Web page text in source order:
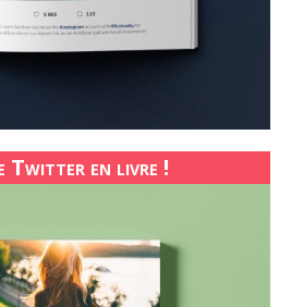
Twitter en livre !